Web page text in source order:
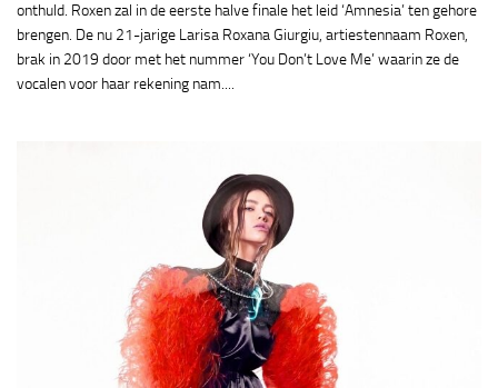
onthuld. Roxen zal in de eerste halve finale het leid ‘Amnesia’ ten gehore
brengen. De nu 21-jarige Larisa Roxana Giurgiu, artiestennaam Roxen,
brak in 2019 door met het nummer ‘You Don’t Love Me’ waarin ze de
vocalen voor haar rekening nam....